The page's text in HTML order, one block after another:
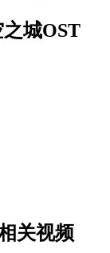
城OST
关视频